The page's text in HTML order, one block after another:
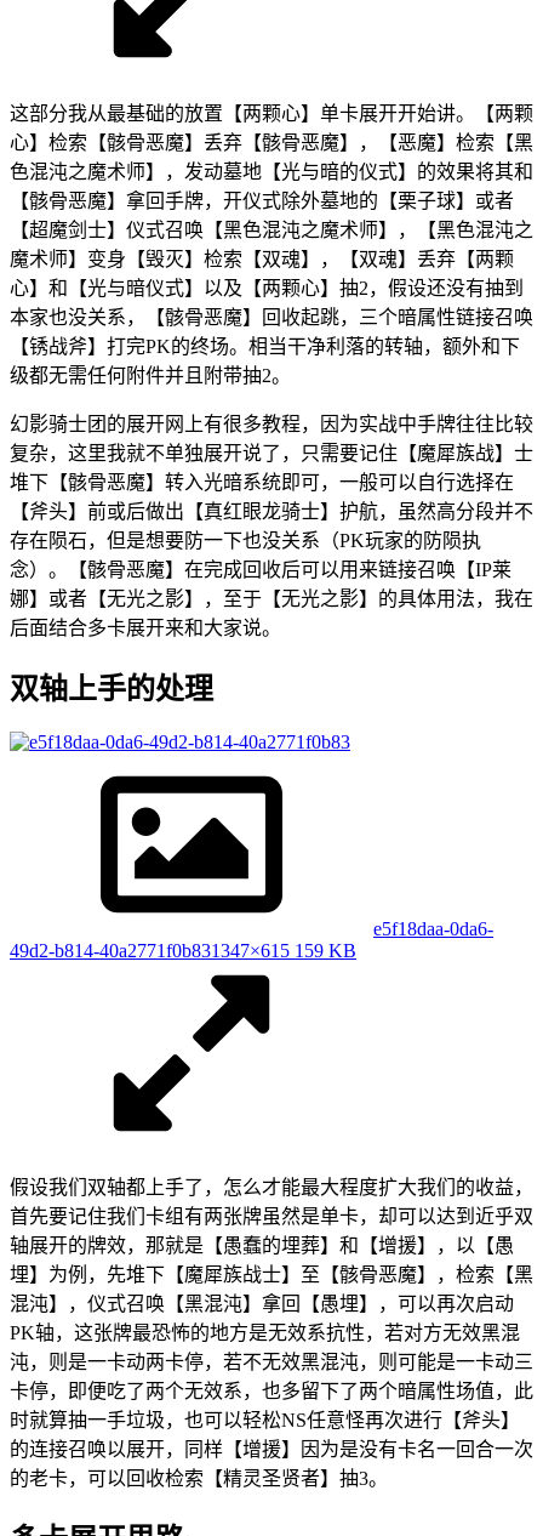
这部分我从最基础的放置【两颗心】单卡展开开始讲。【两颗
心】检索【骸骨恶魔】丢弃【骸骨恶魔】，【恶魔】检索【黑
色混沌之魔术师】，发动墓地【光与暗的仪式】的效果将其和
【骸骨恶魔】拿回手牌，开仪式除外墓地的【栗子球】或者
【超魔剑士】仪式召唤【黑色混沌之魔术师】，【黑色混沌之
魔术师】变身【毁灭】检索【双魂】，【双魂】丢弃【两颗
心】和【光与暗仪式】以及【两颗心】抽2，假设还没有抽到
本家也没关系，【骸骨恶魔】回收起跳，三个暗属性链接召唤
【锈战斧】打完PK的终场。相当干净利落的转轴，额外和下
级都无需任何附件并且附带抽2。
幻影骑士团的展开网上有很多教程，因为实战中手牌往往比较
复杂，这里我就不单独展开说了，只需要记住【魔犀族战】士
堆下【骸骨恶魔】转入光暗系统即可，一般可以自行选择在
【斧头】前或后做出【真红眼龙骑士】护航，虽然高分段并不
存在陨石，但是想要防一下也没关系（PK玩家的防陨执
念）。【骸骨恶魔】在完成回收后可以用来链接召唤【IP莱
娜】或者【无光之影】，至于【无光之影】的具体用法，我在
后面结合多卡展开来和大家说。
双轴上手的处理
e5f18daa-0da6-
49d2-b814-40a2771f0b831347×615 159 KB
假设我们双轴都上手了，怎么才能最大程度扩大我们的收益，
首先要记住我们卡组有两张牌虽然是单卡，却可以达到近乎双
轴展开的牌效，那就是【愚蠢的埋葬】和【增援】，以【愚
埋】为例，先堆下【魔犀族战士】至【骸骨恶魔】，检索【黑
混沌】，仪式召唤【黑混沌】拿回【愚埋】，可以再次启动
PK轴，这张牌最恐怖的地方是无效系抗性，若对方无效黑混
沌，则是一卡动两卡停，若不无效黑混沌，则可能是一卡动三
卡停，即便吃了两个无效系，也多留下了两个暗属性场值，此
时就算抽一手垃圾，也可以轻松NS任意怪再次进行【斧头】
的连接召唤以展开，同样【增援】因为是没有卡名一回合一次
的老卡，可以回收检索【精灵圣贤者】抽3。